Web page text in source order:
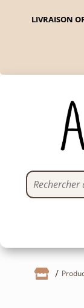
LIVRAISON
